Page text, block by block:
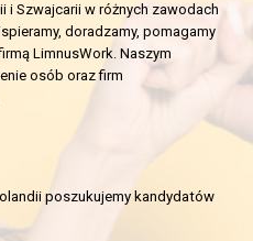
i Szwajcarii w różnych zawodach
doradzamy, pomagamy
LimnusWork. Naszym
osób oraz firm
poszukujemy kandydatów